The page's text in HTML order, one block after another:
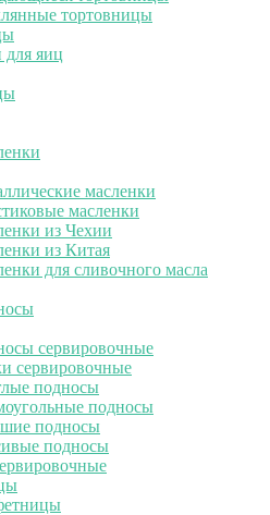
тортовницы
для яиц
масленки
масленки
из Чехии
из Китая
для сливочного масла
сервировочные
сервировочные
подносы
подносы
подносы
подносы